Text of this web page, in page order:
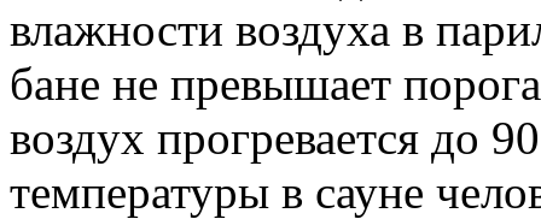
влажности воздуха в
бане не превышает
воздух прогревается до
температуры в сауне